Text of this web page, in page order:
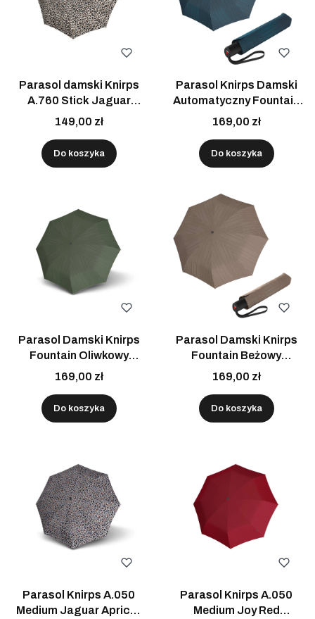
Parasol damski Knirps
A.760 Stick Jaguar
półautomatyczny długi
149,00 zł
Do koszyka
Parasol Knirps Damski
Automatyczny Fountain
Morski Składany Z
Pokrowcem
169,00 zł
Do koszyka
Parasol Damski Knirps
Fountain Oliwkowy
Automatyczny Składany
Z Pokrowcem
169,00 zł
Do koszyka
Parasol Damski Knirps
Fountain Beżowy
Automatyczny Składany
Z Pokrowcem
169,00 zł
Do koszyka
Parasol Knirps A.050
Medium Jaguar Apricot
Parasol Knirps A.050
Medium Joy Red